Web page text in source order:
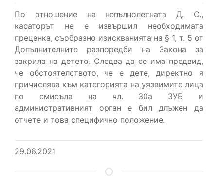
По отношение на непълнолетната Д. С.,
касаторът не е извършил необходимата
преценка, съобразно изискванията на § 1, т. 5 от
Допълнителните разпоредби на Закона за
закрила на детето. Следва да се има предвид,
че обстоятелството, че е дете, директно я
причислява към категорията на уязвимите лица
по смисъла на чл. 30а ЗУБ и
административният орган е бил длъжен да
отчете и това специфично положение.
29.06.2021